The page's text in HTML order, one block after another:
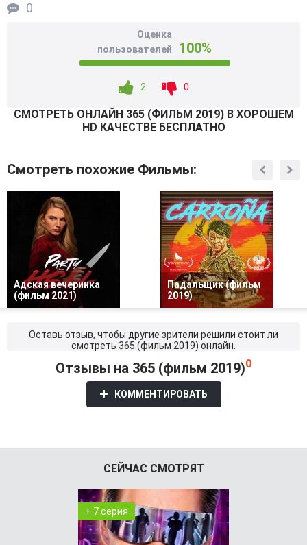
0
Оценка
пользователей
100%
2 0
СМОТРEТЬ ОНЛАЙН 365 (ФИЛЬМ 2019) В ХОРОШЕМ
HD КАЧЕСТВЕ БЕСПЛАТНО
Смотреть похожие Фильмы:
Адская вечеринка
(фильм 2021)
Падальщик (фильм
2019)
Оставь отзыв, чтобы другие зрители решили стоит ли
смотреть 365 (фильм 2019) онлайн.
Отзывы на 365 (фильм 2019)0
КОММЕНТИРОВАТЬ
СЕЙЧАС СМОТРЯТ
+ 7 серия